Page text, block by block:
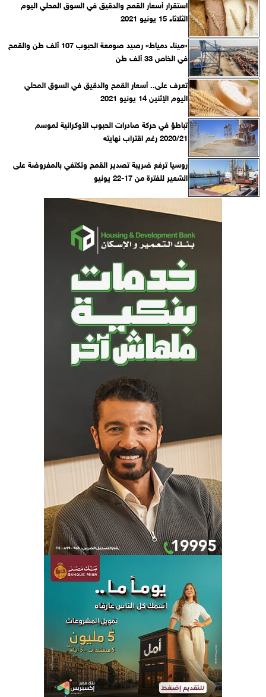
استقرار أسعار القمح والدقيق في السوق المحلي اليوم
الثلاثاء 15 يونيو 2021
«ميناء دمياط» رصيد صومعة الحبوب 107 ألف طن والقمح
في الخاص 33 ألف طن
تعرف على.. أسعار القمح والدقيق في السوق المحلي
اليوم الإثنين 14 يونيو 2021
تباطؤ في حركة صادرات الحبوب الأوكرانية لموسم
2020/21 رغم اقتراب نهايته
روسيا ترفع ضريبة تصدير القمح وتكتفي بالمفروضة على
الشعير للفترة من 17-22 يونيو